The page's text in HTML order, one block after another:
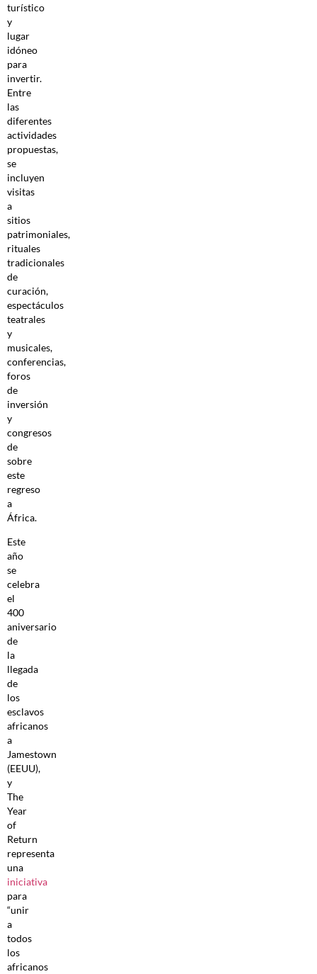
turístico
y
lugar
idóneo
para
invertir.
Entre
las
diferentes
actividades
propuestas,
se
incluyen
visitas
a
sitios
patrimoniales,
rituales
tradicionales
de
curación,
espectáculos
teatrales
y
musicales,
conferencias,
foros
de
inversión
y
congresos
de
sobre
este
regreso
a
África.
Este
año
se
celebra
el
400
aniversario
de
la
llegada
de
los
esclavos
africanos
a
Jamestown
(EEUU),
y
The
Year
of
Return
representa
una
iniciativa
para
“unir
a
todos
los
africanos